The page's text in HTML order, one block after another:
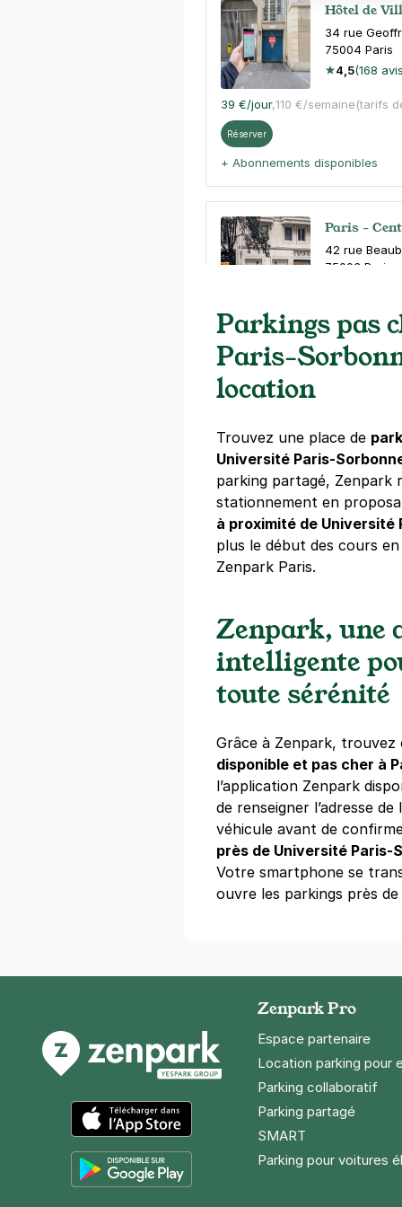
Hôtel de
34 rue
75004 Paris
4,5(168
39 €/jour,110 €/semaine(tarifs
Réserver
+ Abonnements disponibles
Paris -
42 rue
75003 Paris
4 €/heure,36 €/jour, 100 €/
Réserver
+ Abonnements disponibles
Paris - Les
22 rue des
75001Paris
4,5(511
5,60 € /heure 38,08 €/jour,
Réserver
Paris -
12 rue de
Paris
4,5(468
Réserver
+ Abonnements disponibles
Métro
12 rue de
75001Paris
Réserver
+ Abonnements disponibles
Parkings pas
Paris-
location
Trouvez une place de
Université Paris-
parking partagé, Zenpark
stationnement en
à proximité de Université
plus le début des cours
Zenpark Paris.
Zenpark, une
intelligente
toute sérénité
Grâce à Zenpark, trouvez
disponible et pas cher à
l’application Zenpark
de renseigner l’adresse
véhicule avant de
près de Université Paris-
Votre smartphone se
ouvre les parkings près
App Store
Zenpark Pro
Espace partenaire
Location parking pour
Parking collaboratif
Parking partagé
SMART
Parking pour voitures